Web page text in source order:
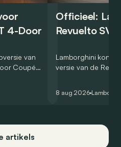
4-Door
van
Coupé
Officieel:
Revuelto SV
Lamborghini
versie van de
een record voor
8 aug 2026
artikels